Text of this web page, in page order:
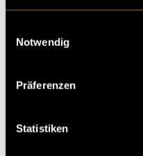
Notwendig
Präferenzen
Statistiken
Kritik